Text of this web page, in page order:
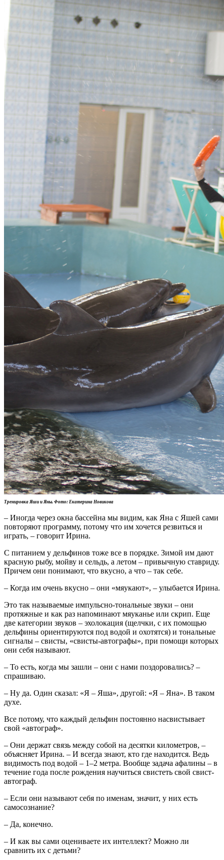
Тренировка Яши и Яны. Фото: Екатерина Новикова
– Иногда через окна бассейна мы видим, как Яна с Яшей сами
повторяют программу, потому что им хочется резвиться и
играть, – говорит Ирина.
С питанием у дельфинов тоже все в порядке. Зимой им дают
красную рыбу, мойву и сельдь, а летом – привычную ставриду.
Причем они понимают, что вкусно, а что – так себе.
– Когда им очень вкусно – они «мяукают», – улыбается Ирина.
Это так называемые импульсно-тональные звуки – они
протяжные и как раз напоминают мяуканье или скрип. Еще
две категории звуков – эхолокация (щелчки, с их помощью
дельфины ориентируются под водой и охотятся) и тональные
сигналы – свисты, «свисты-автографы», при помощи которых
они себя называют.
– То есть, когда мы зашли – они с нами поздоровались? –
спрашиваю.
– Ну да. Один сказал: «Я – Яша», другой: «Я – Яна». В таком
духе.
Все потому, что каждый дельфин постоянно насвистывает
свой «автограф».
– Они держат связь между собой на десятки километров, –
объясняет Ирина. – И всегда знают, кто где находится. Ведь
видимость под водой – 1–2 метра. Вообще задача афалины – в
течение года после рождения научиться свистеть свой свист-
автограф.
– Если они называют себя по именам, значит, у них есть
самосознание?
– Да, конечно.
– И как вы сами оцениваете их интеллект? Можно ли
сравнить их с детьми?